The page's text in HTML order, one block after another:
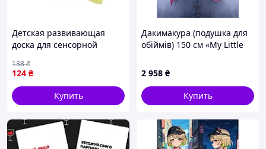
Детская развивающая
доска для сенсорной
GS0108 двусторонняя
Желтый
124 ₴
138₴
Купить
Дакимакура (подушка для
обіймів) 150 см «My Little
2 958 ₴
Купить